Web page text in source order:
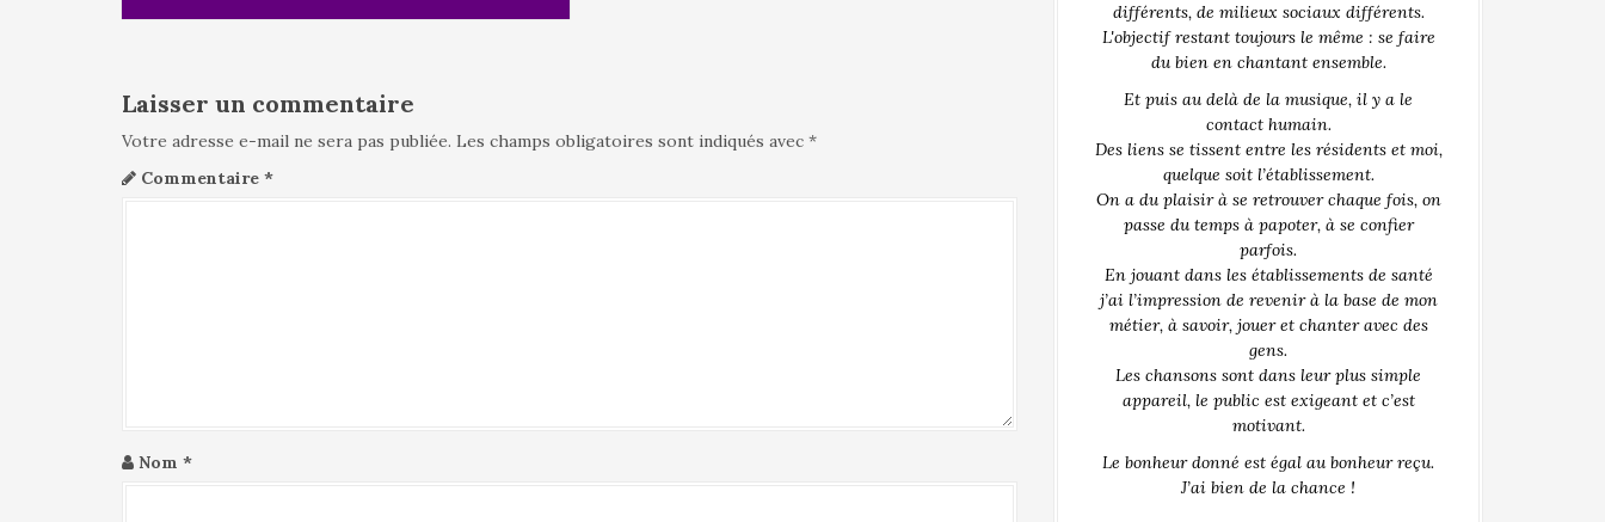
i
t
i
o
n
e
Laisser un commentaire
Votre adresse e-mail ne sera pas publiée. Les champs obligatoires sont indiqués avec *
Commentaire *
Nom *
différents, de milieux sociaux différents.
L'objectif restant toujours le même : se faire
du bien en chantant ensemble.
Et puis au delà de la musique, il y a le
contact humain.
Des liens se tissent entre les résidents et moi,
quelque soit l’établissement.
On a du plaisir à se retrouver chaque fois, on
passe du temps à papoter, à se confier
parfois.
En jouant dans les établissements de santé
j’ai l’impression de revenir à la base de mon
métier, à savoir, jouer et chanter avec des
gens.
Les chansons sont dans leur plus simple
appareil, le public est exigeant et c’est
motivant.
Le bonheur donné est égal au bonheur reçu.
J’ai bien de la chance !